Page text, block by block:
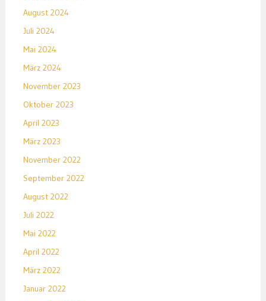
August 2024
Juli 2024
Mai 2024
März 2024
November 2023
Oktober 2023
April 2023
März 2023
November 2022
September 2022
August 2022
Juli 2022
Mai 2022
April 2022
März 2022
Januar 2022